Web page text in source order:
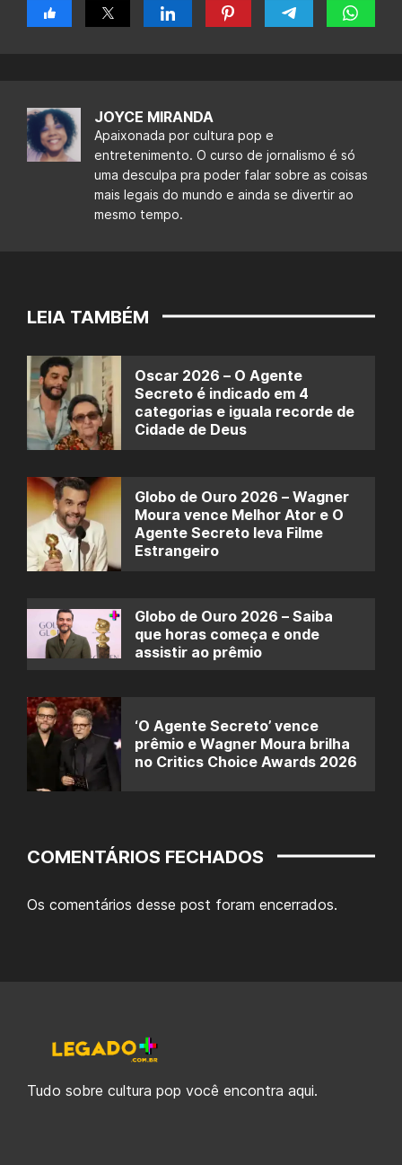
JOYCE MIRANDA
Apaixonada por cultura pop e
entretenimento. O curso de jornalismo é só
uma desculpa pra poder falar sobre as coisas
mais legais do mundo e ainda se divertir ao
mesmo tempo.
LEIA TAMBÉM
Oscar 2026 – O Agente
Secreto é indicado em 4
categorias e iguala recorde de
Cidade de Deus
Globo de Ouro 2026 – Wagner
Moura vence Melhor Ator e O
Agente Secreto leva Filme
Estrangeiro
Globo de Ouro 2026 – Saiba
que horas começa e onde
assistir ao prêmio
‘O Agente Secreto’ vence
prêmio e Wagner Moura brilha
no Critics Choice Awards 2026
COMENTÁRIOS FECHADOS
Os comentários desse post foram encerrados.
Tudo sobre cultura pop você encontra aqui.